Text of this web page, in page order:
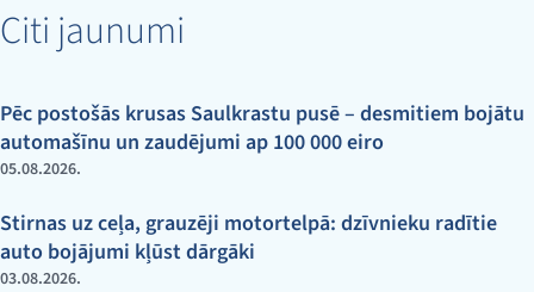
Citi jaunumi
Pēc postošās krusas Saulkrastu pusē – desmitiem bojātu
automašīnu un zaudējumi ap 100 000 eiro
05.08.2026.
Stirnas uz ceļa, grauzēji motortelpā: dzīvnieku radītie
auto bojājumi kļūst dārgāki
03.08.2026.